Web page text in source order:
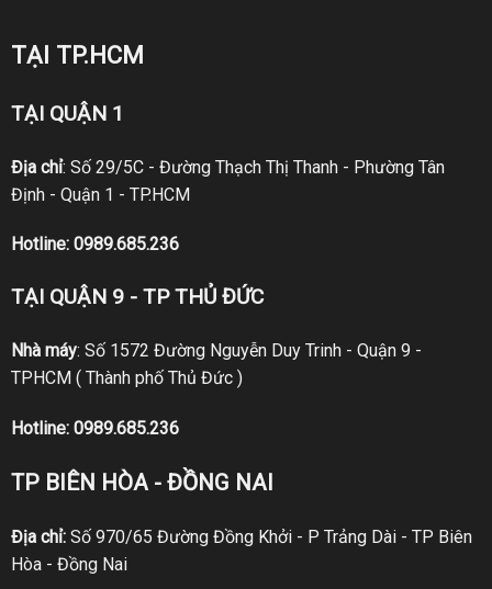
TẠI TP.HCM
TẠI QUẬN 1
Địa chỉ: Số 29/5C - Đường Thạch Thị Thanh - Phường Tân
Định - Quận 1 - TP.HCM
Hotline: 0989.685.236
TẠI QUẬN 9 - TP THỦ ĐỨC
Nhà máy: Số 1572 Đường Nguyễn Duy Trinh - Quận 9 -
TPHCM ( Thành phố Thủ Đức )
Hotline: 0989.685.236
TP BIÊN HÒA - ĐỒNG NAI
Địa chỉ:Số 970/65 Đường Đồng Khởi - P Trảng Dài - TP Biên
Hòa - Đồng Nai